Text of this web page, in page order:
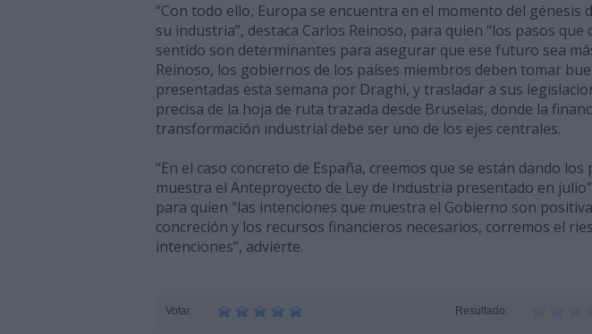
“Con todo ello, Europa se encuentra en el momento del
su industria”, destaca Carlos Reinoso, para quien “los pasos
sentido son determinantes para asegurar que ese futuro sea
Reinoso, los gobiernos de los países miembros deben tomar
presentadas esta semana por Draghi, y trasladar a sus
precisa de la hoja de ruta trazada desde Bruselas, donde la
transformación industrial debe ser uno de los ejes centrales.
“En el caso concreto de España, creemos que se están dando
muestra el Anteproyecto de Ley de Industria presentado en
para quien “las intenciones que muestra el Gobierno son
concreción y los recursos financieros necesarios, corremos el
intenciones”, advierte.
Votar: Resultado: